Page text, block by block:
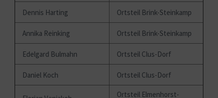
Dennis Harting Ortsteil Brink-Steinkamp
Annika Reinking Ortsteil Brink-Steinkamp
Edelgard Bulmahn Ortsteil Clus-Dorf
Daniel Koch Ortsteil Clus-Dorf
Ortsteil Elmenhorst-